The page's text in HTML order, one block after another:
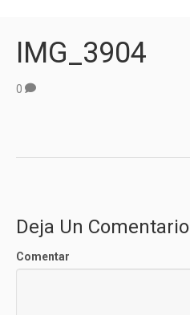
IMG_3904
0
Deja Un Comentario
Comentar